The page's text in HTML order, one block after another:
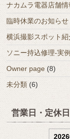
ナカムラ電器店舗情
臨時休業のお知らせ
横浜撮影スポット紹
ソニー持込修理-実例
Owner page (8)
未分類 (6)
営業日・定休
2026